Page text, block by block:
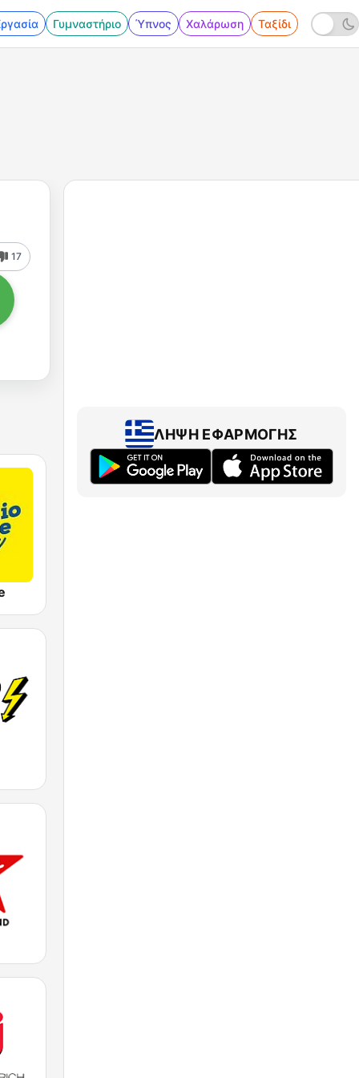
Γυμναστήριο Ύπνος Χαλάρωση Ταξίδι
17
ΛΉΨΗ ΕΦΑΡΜΟΓΉΣ